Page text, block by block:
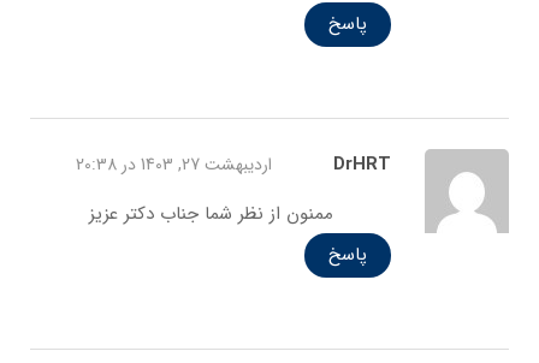
پاسخ
DrHRT اردیبهشت 27, 1403 در 20:38
ممنون از نظر شما جناب دکتر عزیز
پاسخ